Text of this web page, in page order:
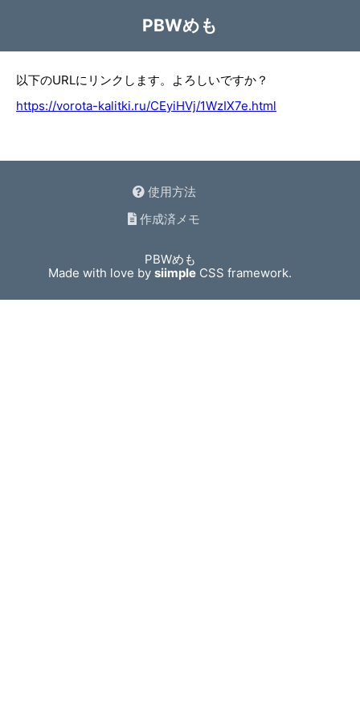
PBWめも
以下のURLにリンクします。よろしいですか？
https://vorota-kalitki.ru/CEyiHVj/1WzIX7e.html
使用方法
作成済メモ
PBWめも
Made with love bysiimple CSS framework.